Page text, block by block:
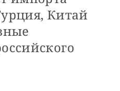
Китай